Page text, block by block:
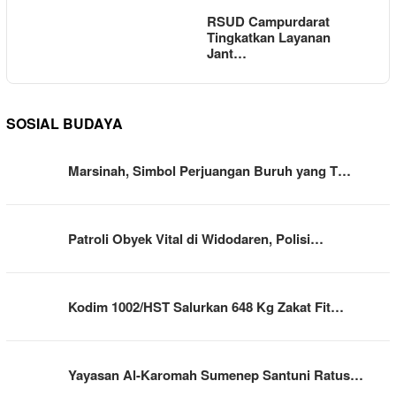
RSUD Campurdarat
Tingkatkan Layanan
Jant…
SOSIAL BUDAYA
Marsinah, Simbol Perjuangan Buruh yang T…
Patroli Obyek Vital di Widodaren, Polisi…
Kodim 1002/HST Salurkan 648 Kg Zakat Fit…
Yayasan Al-Karomah Sumenep Santuni Ratus…